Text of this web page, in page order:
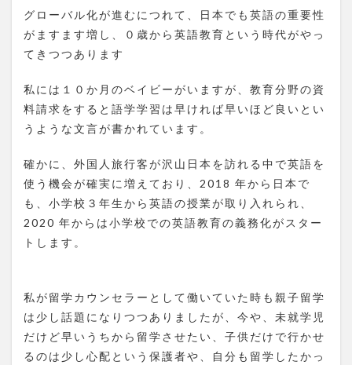
グローバル化が進むにつれて、日本でも英語の重要性
がますます増し、０歳から英語教育という時代がやっ
てきつつあります
私には１０か月のベイビーがいますが、教育分野の資
料請求をすると語学学習は早ければ早いほど良いとい
うような文言が書かれています。
確かに、外国人旅行客が沢山日本を訪れる中で英語を
使う機会が確実に増えており、2018 年から日本で
も、小学校３年生から英語の授業が取り入れられ、
2020 年からは小学校での英語教育の義務化がスター
トします。
私が留学カウンセラーとして働いていた時も親子留学
は少し話題になりつつありましたが、今や、未就学児
だけど早いうちから留学させたい、子供だけで行かせ
るのは少し心配という保護者や、自分も留学したかっ